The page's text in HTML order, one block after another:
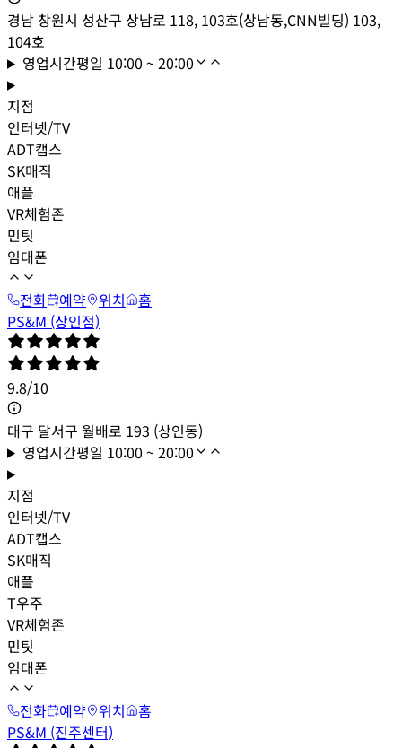
경남 창원시 성산구 상남로 118, 103호(상남동,CNN빌딩) 103,
104호
영업시간평일 10:00 ~ 20:00
지점
인터넷/TV
ADT캡스
SK매직
애플
VR체험존
민팃
임대폰
전화
예약 위치
홈
PS&M (상인점)
9.8/10
대구 달서구 월배로 193 (상인동)
영업시간평일 10:00 ~ 20:00
지점
인터넷/TV
ADT캡스
SK매직
애플
T우주
VR체험존
민팃
임대폰
전화
예약 위치
홈
PS&M (진주센터)